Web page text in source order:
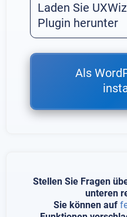
Laden Sie
Plugin herunter
Als
Stellen Sie Fragen
unteren
Sie können auf